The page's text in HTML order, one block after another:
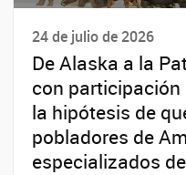
24 de julio de 2026
De Alaska a la
con participación
la hipótesis de
pobladores de
especializados